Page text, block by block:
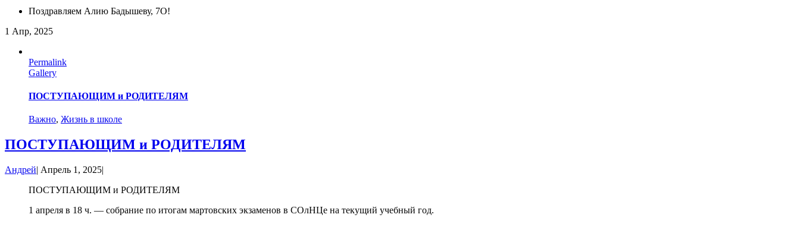
Поздравляем Алию Бадышеву, 7О!
1 Апр, 2025
Permalink
Gallery
ПОСТУПАЮЩИМ и РОДИТЕЛЯМ
Важно, Жизнь в школе
ПОСТУПАЮЩИМ и РОДИТЕЛЯМ
Андрей| Апрель 1, 2025|
ПОСТУПАЮЩИМ и РОДИТЕЛЯМ
1 апреля в 18 ч. — собрание по итогам мартовских экзаменов в СОлНЦе на текущий учебный год.